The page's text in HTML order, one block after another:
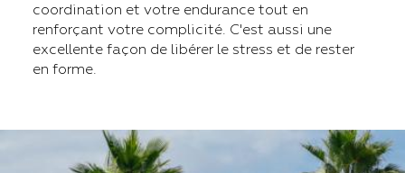
coordination et votre endurance tout en
renforçant votre complicité. C'est aussi une
excellente façon de libérer le stress et de rester
en forme.